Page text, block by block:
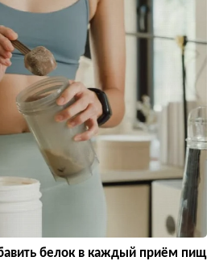
белок в каждый приём пищ